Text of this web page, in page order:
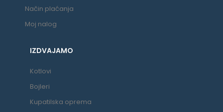
Način plaćanja
Moj nalog
IZDVAJAMO
Kotlovi
Bojleri
Kupatilska oprema